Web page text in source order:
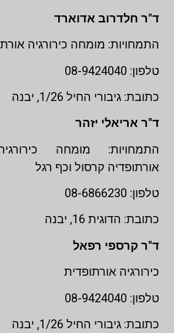
ד"ר חלדרוב אדוארד
התמחויות: מומחה כירורגיה
טלפון: 08-9424040
כתובת: גיבורי החיל 1/26, יבנה
ד"ר אריאלי יזהר
התמחויות: מומחה
אורתופדיה קרסול וכף רגל
טלפון: 08-6866230
כתובת: הדוגית 16, יבנה
ד"ר קרספי רפאל
כירורגיה אורתופדית
טלפון: 08-9424040
כתובת: גיבורי החיל 1/26, יבנה